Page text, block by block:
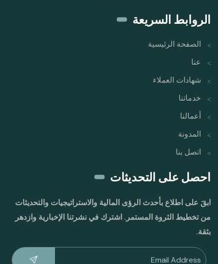
الروابط السريعة
الصفحة الرئيسية
عنا
شهادات العملاء
خدماتنا
أعمالنا
المدونة
اتصل بنا
احصل على التحديثات
ابقَ على اطلاع بأحدث الرؤى المالية والاستراتيجيات والتحديثات
من تخطيط الثروة المستمر. اشترك في نشرتنا الإخبارية وازدهر
بثقة.